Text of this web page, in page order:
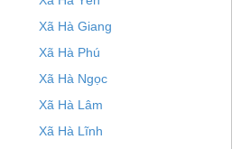
Xã Hà Giang
Xã Hà Phú
Xã Hà Ngọc
Xã Hà Lâm
Xã Hà Lĩnh